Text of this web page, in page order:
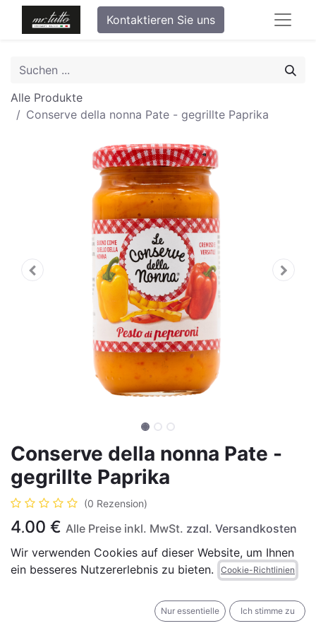
Kontaktieren Sie uns
Alle Produkte
Conserve della nonna Pate - gegrillte Paprika
Conserve della nonna Pate -
gegrillte Paprika
(0 Rezension)
4,00 € Alle Preise inkl. MwSt. zzgl. Versandkosten
IN DEN WARENKORB JETZT KAUFEN
Wir verwenden Cookies auf dieser Website, um Ihnen
ein besseres Nutzererlebnis zu bieten.
Cookie-Richtlinien
Nur essentielle Ich stimme zu